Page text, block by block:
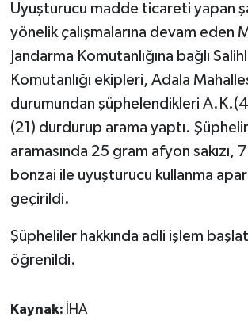
Uyuşturucu madde ticareti yapan
yönelik çalışmalarına devam eden
Jandarma Komutanlığına bağlı
Komutanlığı ekipleri, Adala
durumundan şüphelendikleri
(21) durdurup arama yaptı.
aramasında 25 gram afyon sakızı,
bonzai ile uyuşturucu kullanma
geçirildi.
Şüpheliler hakkında adli işlem
öğrenildi.
Kaynak: İHA